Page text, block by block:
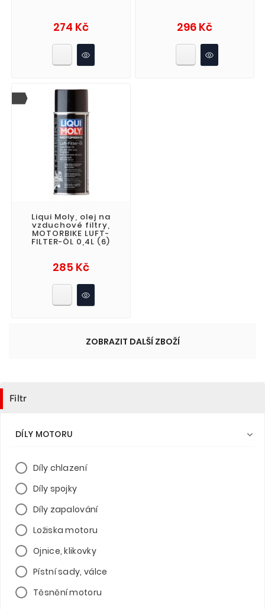
274 KčCena 296 KčCena
Liqui Moly, olej na
vzduchové filtry,
MOTORBIKE LUFT-
FILTER-ÖL 0,4L (6)
285 KčCena
ZOBRAZIT DALŠÍ ZBOŽÍ
Filtr
DÍLY MOTORU 
Díly chlazení
Díly spojky
Díly zapalování
Ložiska motoru
Ojnice, klikovky
Pístní sady, válce
Těsnění motoru